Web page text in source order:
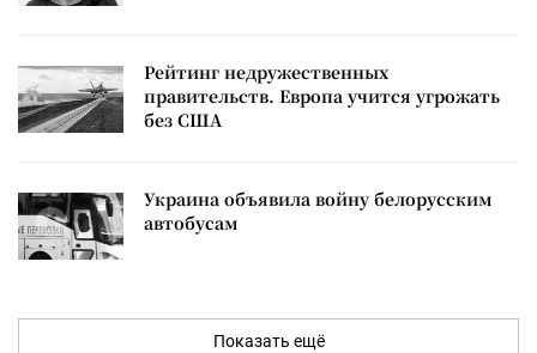
Рейтинг недружественных
правительств. Европа учится угрожать
без США
Украина объявила войну белорусским
автобусам
Показать ещё